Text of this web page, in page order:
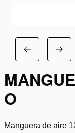
O
Manguera de aire